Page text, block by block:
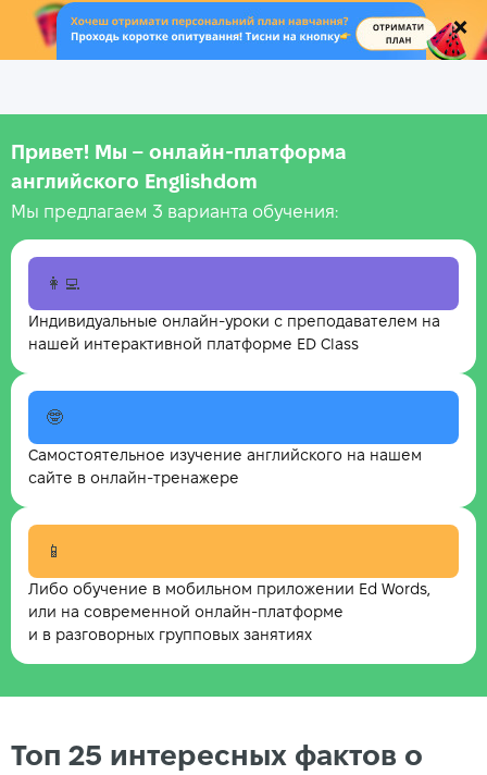
.
Привет! Мы – онлайн‑платформа
английского Englishdom
Мы предлагаем 3 варианта обучения:
👩‍💻
Индивидуальные онлайн-уроки с преподавателем на
нашей интерактивной платформе ED Class
🤓
Самостоятельное изучение английского на нашем
сайте в онлайн-тренажере
📱
Либо обучение в мобильном приложении Ed Words,
или на современной онлайн-платформе
и в разговорных групповых занятиях
Топ 25 интересных фактов о